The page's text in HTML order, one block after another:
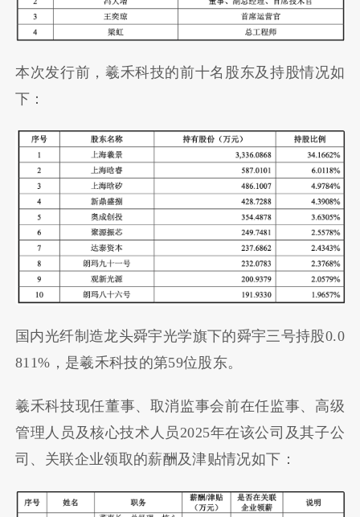
本次发行前，羲禾科技的前十名股东及持股情况如
下：
国内光纤制造龙头舜宇光学旗下的舜宇三号持股0.0
811%，是羲禾科技的第59位股东。
羲禾科技现任董事、取消监事会前在任监事、高级
管理人员及核心技术人员2025年在该公司及其子公
司、关联企业领取的薪酬及津贴情况如下：